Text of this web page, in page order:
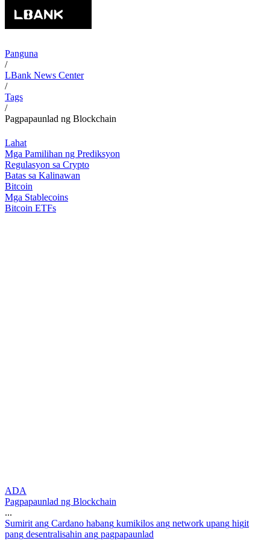
Panguna
/
LBank News Center
/
Tags
/
Pagpapaunlad ng Blockchain
Lahat
Mga Pamilihan ng Prediksyon
Regulasyon sa Crypto
Batas sa Kalinawan
Bitcoin
Mga Stablecoins
Bitcoin ETFs
ADA
Pagpapaunlad ng Blockchain
...
Sumirit ang Cardano habang kumikilos ang network upang higit
pang desentralisahin ang pagpapaunlad